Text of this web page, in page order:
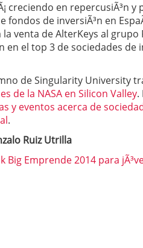
creciendo en repercusiÃ³n y
de inversiÃ³n en
venta de AlterKeys al grupo
en el top 3 de sociedades de
de Singularity University
de la NASA en Silicon Valley.
y eventos acerca de
.
Ruiz Utrilla
Emprende 2014 para